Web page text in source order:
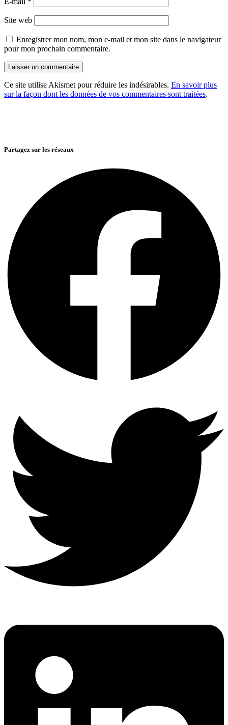
Site web
Enregistrer mon nom, mon e-mail et mon site dans le navigateur
pour mon prochain commentaire.
Ce site utilise Akismet pour réduire les indésirables. En savoir plus
sur la façon dont les données de vos commentaires sont traitées.
Partagez sur les réseaux